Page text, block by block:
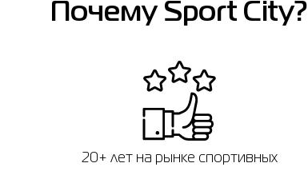
Почему Sport City?
20+ лет на рынке спортивных